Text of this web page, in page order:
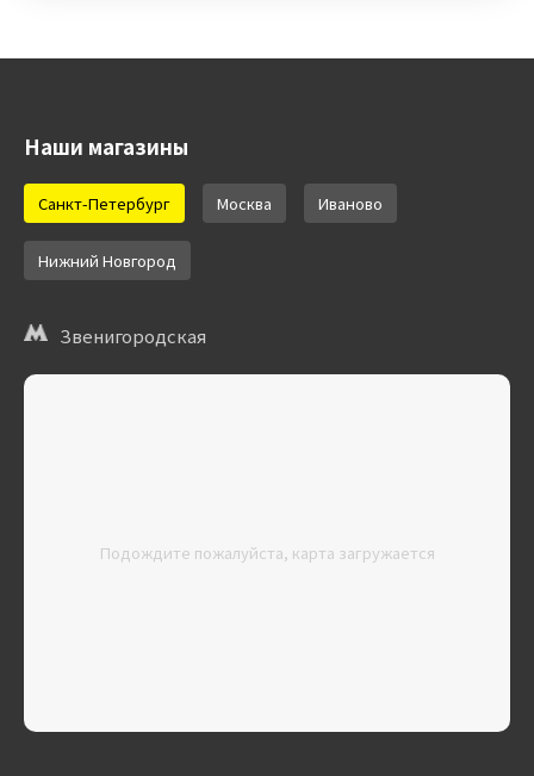
Наши магазины
Санкт-Петербург Москва Иваново
Нижний Новгород
Звенигородская
Подождите пожалуйста, карта загружается